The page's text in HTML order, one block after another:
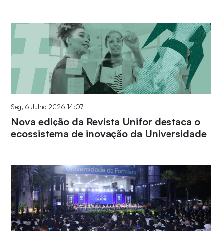
Seg, 6 Julho 2026 14:07
Nova edição da Revista Unifor destaca o
ecossistema de inovação da Universidade